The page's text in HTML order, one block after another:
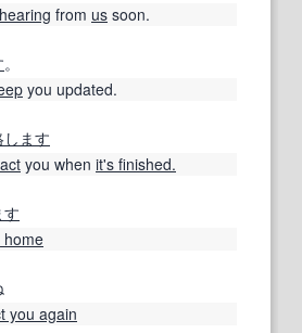
hearing from us soon.
。
you updated.
ます
you when it's finished.
す
home
you again